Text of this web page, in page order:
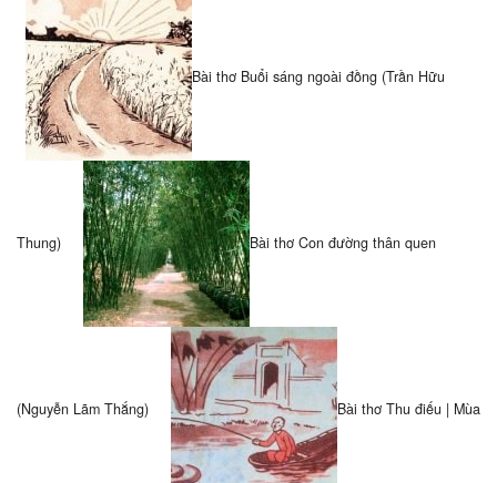
Bài thơ Buổi sáng ngoài đồng (Trần Hữu
Thung) Bài thơ Con đường thân quen
(Nguyễn Lãm Thắng) Bài thơ Thu điếu | Mùa